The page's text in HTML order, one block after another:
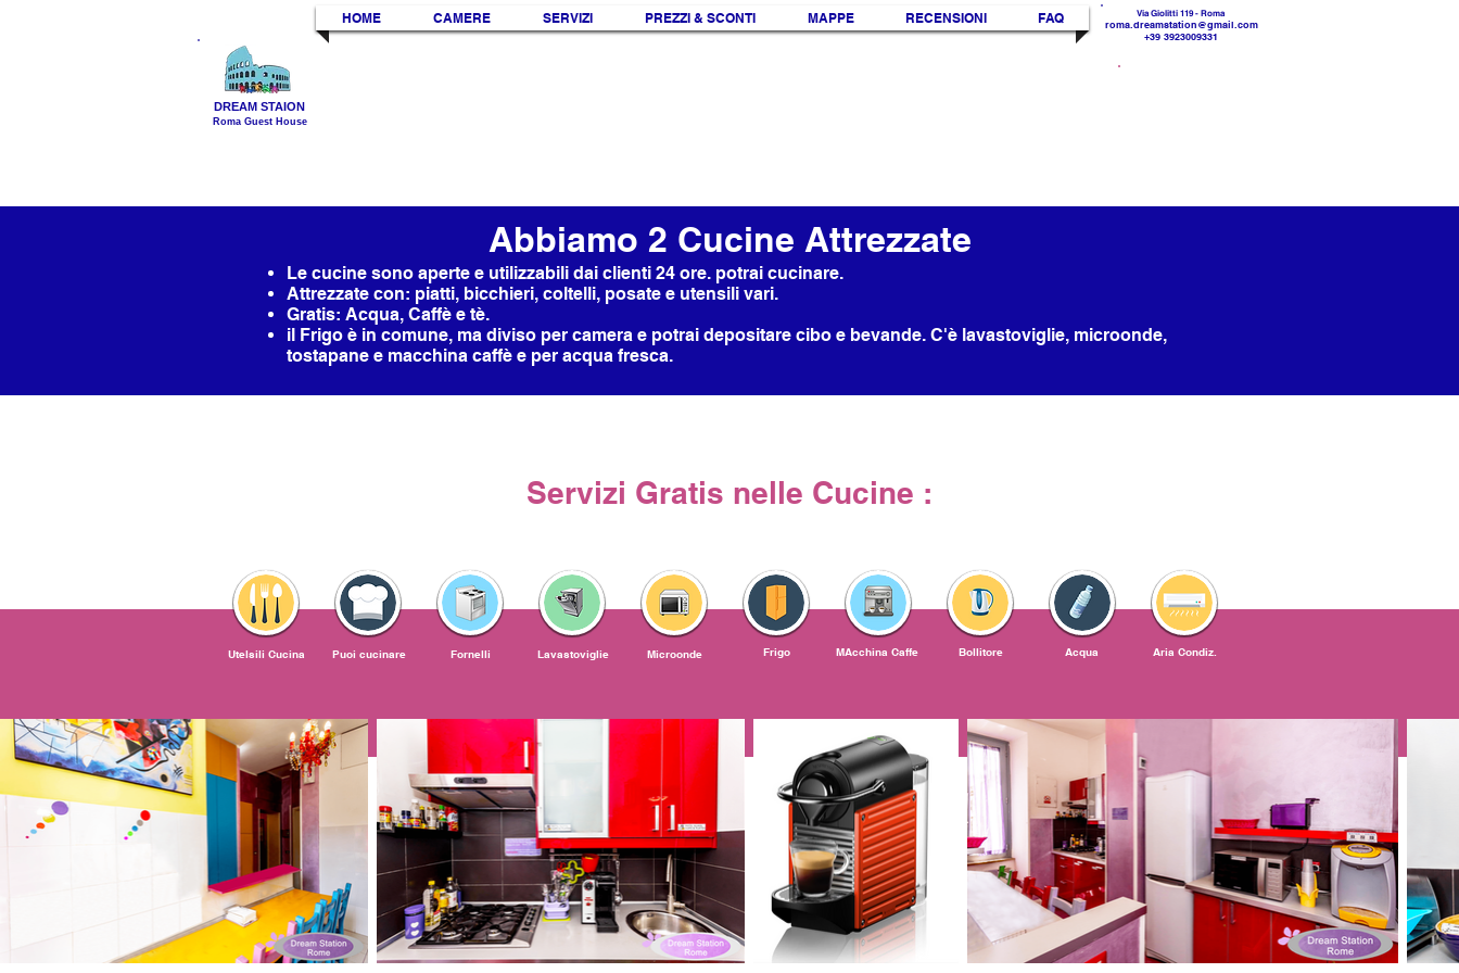
DREAM STAION
Roma Guest House
HOME CAMERE SERVIZI PREZZI & SCONTI MAPPE RECENSIONI FAQ Via Giolitti 119 - Roma
roma.dreamstation@gmail.com
+39 3923009331
Abbiamo 2 Cucine Attrezzate
Le cucine sono aperte e utilizzabili dai clienti 24 ore. potrai cucinare.
Attrezzate con: piatti, bicchieri, coltelli, posate e utensili vari.
Gratis: Acqua, Caffè e tè.
il Frigo è in comune, ma diviso per camera e potrai depositare cibo e bevande. C'è lavastoviglie, microonde,
tostapane e macchina caffè e per acqua fresca.
Servizi Gratis nelle Cucine :
Utelsili Cucina Puoi cucinare Fornelli Lavastoviglie Microonde Frigo MAcchina Caffe Bollitore Acqua Aria Condiz.